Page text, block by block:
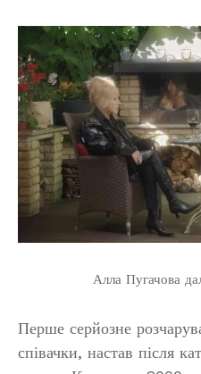
Алла Пугачова
Перше серйозне
співачки, настав після